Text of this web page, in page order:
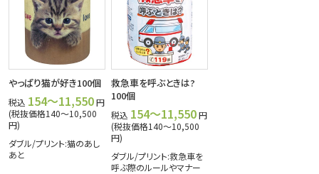
やっぱり猫が好き100個
税込 154～11,550円
(税抜価格140～10,500
円)
ダブル/プリント:猫のあし
あと
救急車を呼ぶときは?
100個
税込 154～11,550円
(税抜価格140～10,500
円)
ダブル/プリント:救急車を
呼ぶ際のルールやマナー